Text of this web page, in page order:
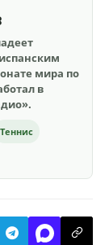
мира по
в
Теннис